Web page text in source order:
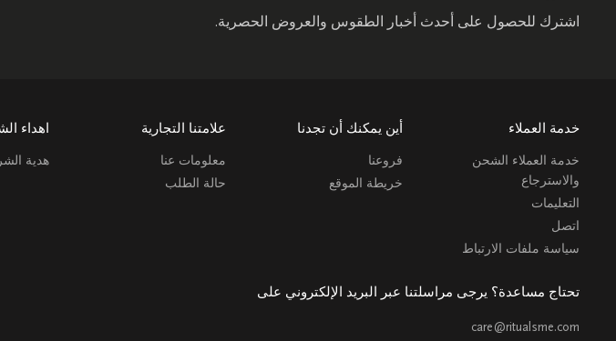
اشترك للحصول على أحدث أخبار الطقوس والعروض الحصرية.
خدمة العملاء
خدمة العملاء الشحن
والاسترجاع
التعليمات
اتصل
سياسة ملفات الارتباط
أين يمكنك أن تجدنا
فروعنا
خريطة الموقع
علامتنا التجارية
معلومات عنا
حالة الطلب
اهداء
هدية
تحتاج مساعدة؟ يرجى مراسلتنا عبر البريد الإلكتروني على
care@ritualsme.com